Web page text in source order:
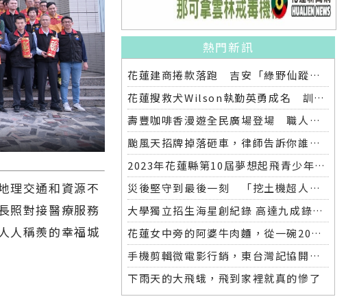
理交通和資源不
照對接醫療服務
人稱羨的幸福城
熱門新訊
花蓮建商捲款落跑 吉安「綠野仙蹤」整棟2.6億將法拍
花蓮搜救犬Wilson執勤英勇成名 訓練意外墜落離世 消防局將為其立碑追思
壽豐咖啡香漫遊全民廣場登場 職人市集手作體驗品味慢活氛圍
颱風天招牌掉落砸車，律師告訴你誰該賠償
2023年花蓮縣第10屆夢想起飛青少年發明展 自強國中拿下第一名與第二名
災後堅守到最後一刻 「挖土機超人」因感染離世
大學獨立招生海星創紀錄 高達九成錄取國立大學 東華大學錄取21人 歷年最多
花蓮女中旁的阿婆牛肉麵，從一碗20元的牛肉湯開始到40年不變的人情味
手機剪輯微電影行銷，東台灣記協開班授課獲好評
下雨天的大飛蛾，飛到家裡就真的慘了